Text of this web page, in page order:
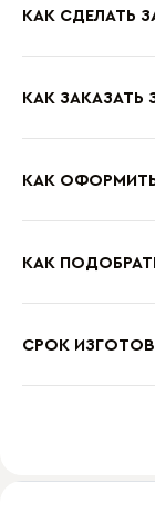
КАК СДЕЛАТЬ
КАК ЗАКАЗАТЬ
КАК
КАК
СРОК